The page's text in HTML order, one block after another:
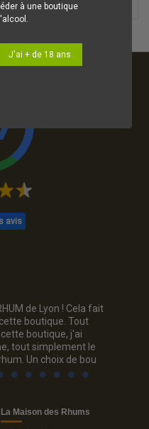
à une boutique
J'ai + de 18 ans
avis
de Lyon ! Cela fait
boutique. Tout
boutique, j'ai
tout simplement le
Un choix de bou
La Maison des Rhums